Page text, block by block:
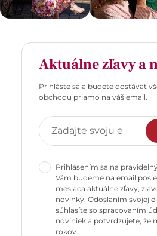
Aktuálne zľavy a
Prihláste sa a budete dostávať
obchodu priamo na váš email.
Prihlásením sa na
Vám budeme na email
mesiaca aktuálne zľavy,
novinky. Odoslaním svojej
súhlasíte so spracovaním
noviniek a potvrdzujete, že
rokov.